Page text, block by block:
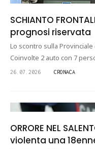
SCHIANTO
prognosi riservata
Lo scontro sulla
Coinvolte 2 auto con 7
26.07.2026 CRONACA
ORRORE NEL
violenta una